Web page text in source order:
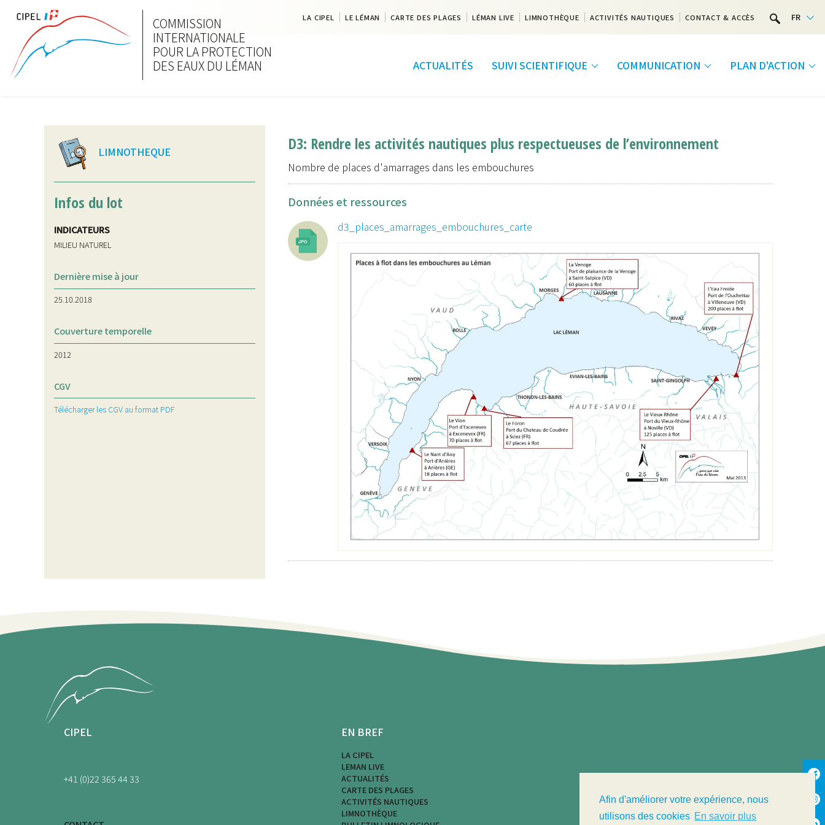
Afin d'améliorer votre expérience, nous
utilisons des cookies En savoir plus
COMMISSION
INTERNATIONALE
POUR LA PROTECTION
DES EAUX DU LÉMAN
LA CIPEL LE LÉMAN CARTE DES PLAGES LÉMAN LIVE LIMNOTHÈQUE ACTIVITÉS NAUTIQUES CONTACT & ACCÈS FR
ACTUALITÉS SUIVI SCIENTIFIQUE COMMUNICATION PLAN D'ACTION
LIMNOTHEQUE
Infos du lot
INDICATEURS
MILIEU NATUREL
Dernière mise à jour
25.10.2018
Couverture temporelle
2012
CGV
Télécharger les CGV au format PDF
D3: Rendre les activités nautiques plus respectueuses de l’environnement
Nombre de places d'amarrages dans les embouchures
Données et ressources
d3_places_amarrages_embouchures_carte
CIPEL
+41 (0)22 365 44 33
EN BREF
LA CIPEL
LEMAN LIVE
ACTUALITÉS
CARTE DES PLAGES
ACTIVITÉS NAUTIQUES
LIMNOTHÈQUE